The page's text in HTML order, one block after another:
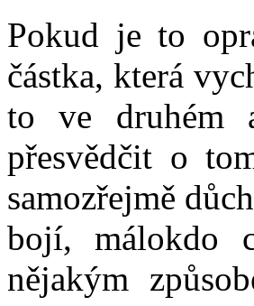
Pokud je to
částka, která
to ve druhém
přesvědčit o
samozřejmě
bojí, málokdo
nějakým